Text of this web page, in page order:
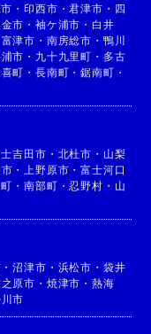
・印西市 ・君津市 ・ 四
市 ・ 袖ケ浦市 ・ 白井
富津市 ・ 南房総市 ・ 鴨川
市 ・ 九十九里町 ・ 多古
町 ・ 長南町 ・鋸南町 ・
吉田市 ・ 北杜市 ・ 山梨
・ 上野原市 ・富士河口
・南部町 ・忍野村 ・ 山
・沼津市 ・ 浜松市 ・ 袋井
原市 ・ 焼津市 ・ 熱海
市